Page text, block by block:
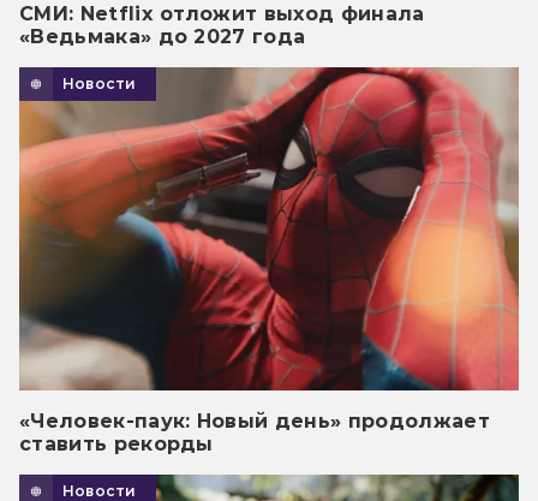
СМИ: Netflix отложит выход финала
«Ведьмака» до 2027 года
Новости
«Человек-паук: Новый день» продолжает
ставить рекорды
Новости